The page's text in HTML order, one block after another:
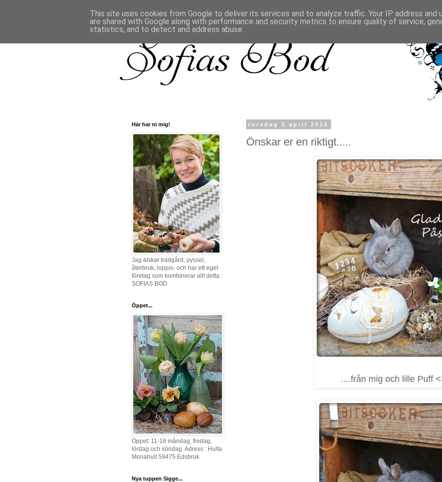
torsdag 2 april 2015
Önskar er en riktigt.....
....från mig och lille Puff
Här har ni mig!
Jag älskar trädgård, pyssel,
återbruk, loppis- och har ett eget
företag som kombinerar allt detta :
SOFIAS BOD
Öppet...
Öppet: 11-18 måndag, fredag,
lördag och söndag. Adress : Hulta
Monahult 59475 Edsbruk
Nya tuppen Sigge...
This site uses cookies from Google to deliver its services and to analyze traffic. Your IP address and
are shared with Google along with performance and security metrics to ensure quality of service,
statistics, and to detect and address abuse.